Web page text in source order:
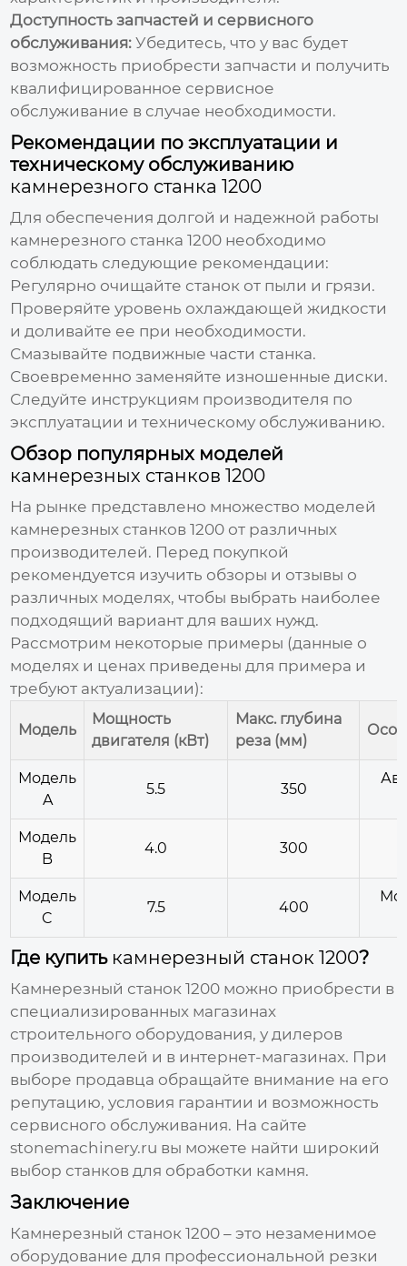
Доступность запчастей и сервисного
обслуживания: Убедитесь, что у вас будет
возможность приобрести запчасти и получить
квалифицированное сервисное
обслуживание в случае необходимости.
Рекомендации по эксплуатации и
техническому обслуживанию
камнерезного станка 1200
Для обеспечения долгой и надежной работы
камнерезного станка 1200 необходимо
соблюдать следующие рекомендации:
Регулярно очищайте станок от пыли и грязи.
Проверяйте уровень охлаждающей жидкости
и доливайте ее при необходимости.
Смазывайте подвижные части станка.
Своевременно заменяйте изношенные диски.
Следуйте инструкциям производителя по
эксплуатации и техническому обслуживанию.
Обзор популярных моделей
камнерезных станков 1200
На рынке представлено множество моделей
камнерезных станков 1200 от различных
производителей. Перед покупкой
рекомендуется изучить обзоры и отзывы о
различных моделях, чтобы выбрать наиболее
подходящий вариант для ваших нужд.
Рассмотрим некоторые примеры (данные о
моделях и ценах приведены для примера и
требуют актуализации):
Модель
Мощность
двигателя (кВт)
Макс. глубина
реза (мм)
Модель
A
5.5 350
Модель
B
4.0 300
Модель
C
7.5 400
Где купить камнерезный станок 1200?
Камнерезный станок 1200 можно приобрести в
специализированных магазинах
строительного оборудования, у дилеров
производителей и в интернет-магазинах. При
выборе продавца обращайте внимание на его
репутацию, условия гарантии и возможность
сервисного обслуживания. На сайте
stonemachinery.ru вы можете найти широкий
выбор станков для обработки камня.
Заключение
Камнерезный станок 1200 – это незаменимое
оборудование для профессиональной резки